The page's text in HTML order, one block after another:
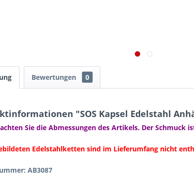
Bewertungen 0
"SOS Kapsel Edelstahl
Sie die Abmessungen des Artikels. Der Schmuck
Edelstahlketten sind im Lieferumfang nicht
AB3087